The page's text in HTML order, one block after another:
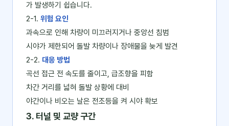
가 발생하기 쉽습니다.
2-1. 위험 요인
과속으로 인해 차량이 미끄러지거나 중앙선 침범
시야가 제한되어 돌발 차량이나 장애물을 늦게 발견
2-2. 대응 방법
곡선 접근 전 속도를 줄이고, 급조향을 피함
차간 거리를 넓혀 돌발 상황에 대비
야간이나 비오는 날은 전조등을 켜 시야 확보
3. 터널 및 교량 구간